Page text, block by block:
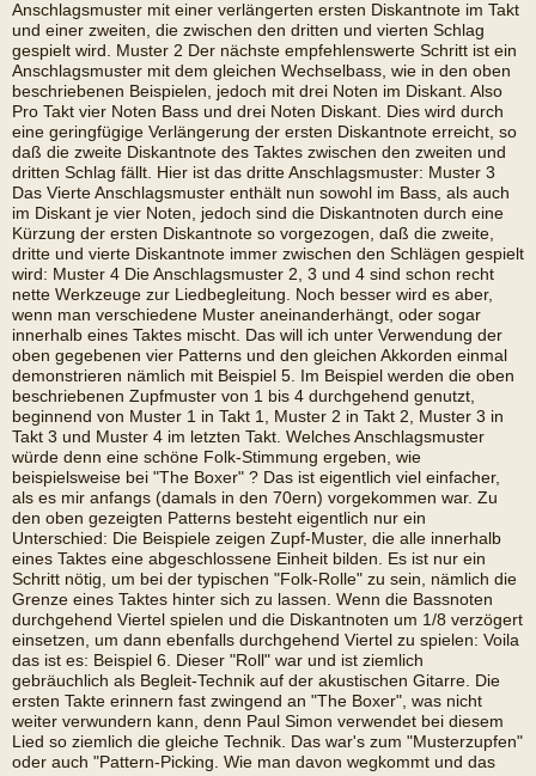
Anschlagsmuster mit einer verlängerten ersten Diskantnote im Takt
und einer zweiten, die zwischen den dritten und vierten Schlag
gespielt wird. Muster 2 Der nächste empfehlenswerte Schritt ist ein
Anschlagsmuster mit dem gleichen Wechselbass, wie in den oben
beschriebenen Beispielen, jedoch mit drei Noten im Diskant. Also 
Pro Takt vier Noten Bass und drei Noten Diskant. Dies wird durch
eine geringfügige Verlängerung der ersten Diskantnote erreicht, so
daß die zweite Diskantnote des Taktes zwischen den zweiten und
dritten Schlag fällt. Hier ist das dritte Anschlagsmuster: Muster 3
Das Vierte Anschlagsmuster enthält nun sowohl im Bass, als auch
im Diskant je vier Noten, jedoch sind die Diskantnoten durch eine
Kürzung der ersten Diskantnote so vorgezogen, daß die zweite,
dritte und vierte Diskantnote immer zwischen den Schlägen gespielt
wird: Muster 4 Die Anschlagsmuster 2, 3 und 4 sind schon recht
nette Werkzeuge zur Liedbegleitung. Noch besser wird es aber,
wenn man verschiedene Muster aneinanderhängt, oder sogar
innerhalb eines Taktes mischt. Das will ich unter Verwendung der
oben gegebenen vier Patterns und den gleichen Akkorden einmal
demonstrieren nämlich mit Beispiel 5. Im Beispiel werden die oben
beschriebenen Zupfmuster von 1 bis 4 durchgehend genutzt,
beginnend von Muster 1 in Takt 1, Muster 2 in Takt 2, Muster 3 in
Takt 3 und Muster 4 im letzten Takt. Welches Anschlagsmuster
würde denn eine schöne Folk-Stimmung ergeben, wie
beispielsweise bei "The Boxer" ? Das ist eigentlich viel einfacher,
als es mir anfangs (damals in den 70ern) vorgekommen war. Zu
den oben gezeigten Patterns besteht eigentlich nur ein
Unterschied: Die Beispiele zeigen Zupf-Muster, die alle innerhalb
eines Taktes eine abgeschlossene Einheit bilden. Es ist nur ein
Schritt nötig, um bei der typischen "Folk-Rolle" zu sein, nämlich die
Grenze eines Taktes hinter sich zu lassen. Wenn die Bassnoten
durchgehend Viertel spielen und die Diskantnoten um 1/8 verzögert
einsetzen, um dann ebenfalls durchgehend Viertel zu spielen: Voila
das ist es: Beispiel 6. Dieser "Roll" war und ist ziemlich
gebräuchlich als Begleit-Technik auf der akustischen Gitarre. Die
ersten Takte erinnern fast zwingend an "The Boxer", was nicht
weiter verwundern kann, denn Paul Simon verwendet bei diesem
Lied so ziemlich die gleiche Technik. Das war's zum "Musterzupfen"
oder auch "Pattern-Picking. Wie man davon wegkommt und das